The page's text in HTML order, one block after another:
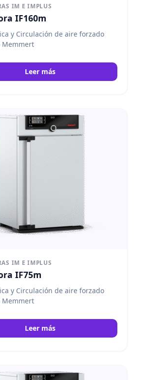
IM E IMPLUS
IF160m
y Circulación de aire forzado
Memmert
Leer más
IM E IMPLUS
IF75m
y Circulación de aire forzado
Memmert
Leer más